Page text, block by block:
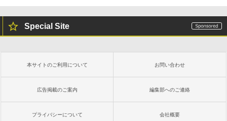
Special Site
本サイトのご利用について お問い合わせ
広告掲載のご案内 編集部へのご連絡
プライバシーについて 会社概要